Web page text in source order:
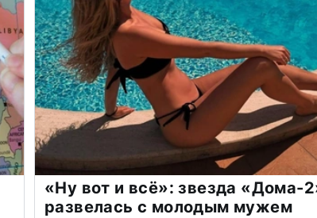
«Ну вот и всё»: звезда «Дома-
развелась с молодым мужем